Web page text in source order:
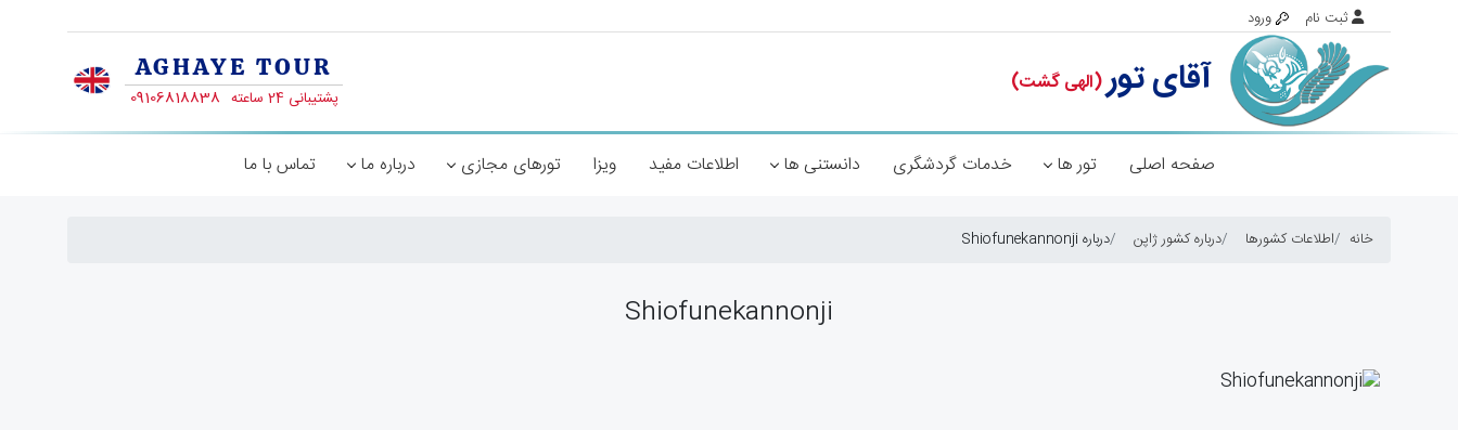
صفحه اصلی تور ها خدمات گردشگری دانستنی ها اطلاعات مفید ویزا تورهای مجازی درباره ما تماس با ما
خانه اطلاعات کشورها درباره کشور ژاپن درباره Shiofunekannonji
Shiofunekannonji